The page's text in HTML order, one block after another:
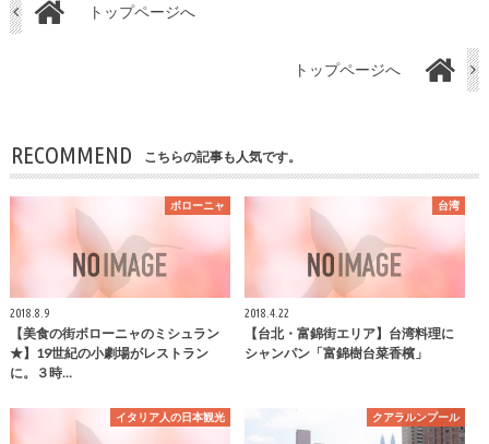
トップページへ
トップページへ
RECOMMEND こちらの記事も人気です。
ボローニャ
2018.8.9
【美食の街ボローニャのミシュラン
★】19世紀の小劇場がレストラン
に。３時…
台湾
2018.4.22
【台北・富錦街エリア】台湾料理に
シャンパン「富錦樹台菜香檳」
イタリア人の日本観光 クアラルンプール